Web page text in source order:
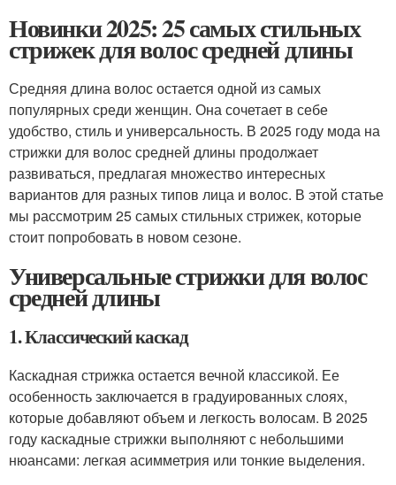
Новинки 2025: 25 самых стильных
стрижек для волос средней длины
Средняя длина волос остается одной из самых
популярных среди женщин. Она сочетает в себе
удобство, стиль и универсальность. В 2025 году мода на
стрижки для волос средней длины продолжает
развиваться, предлагая множество интересных
вариантов для разных типов лица и волос. В этой статье
мы рассмотрим 25 самых стильных стрижек, которые
стоит попробовать в новом сезоне.
Универсальные стрижки для волос
средней длины
1. Классический каскад
Каскадная стрижка остается вечной классикой. Ее
особенность заключается в градуированных слоях,
которые добавляют объем и легкость волосам. В 2025
году каскадные стрижки выполняют с небольшими
нюансами: легкая асимметрия или тонкие выделения.